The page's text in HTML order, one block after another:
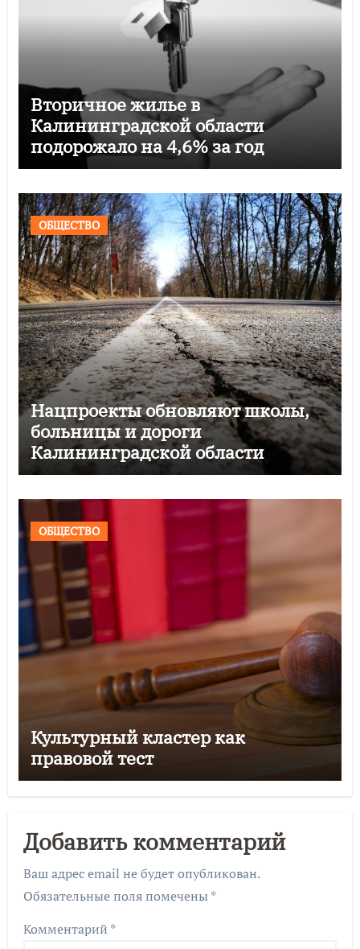
Вторичное жилье в
Калининградской области
подорожало на 4,6% за год
ОБЩЕСТВО
Нацпроекты обновляют школы,
больницы и дороги
Калининградской области
ОБЩЕСТВО
Культурный кластер как
правовой тест
Добавить комментарий
Ваш адрес email не будет опубликован.
Обязательные поля помечены *
Комментарий *